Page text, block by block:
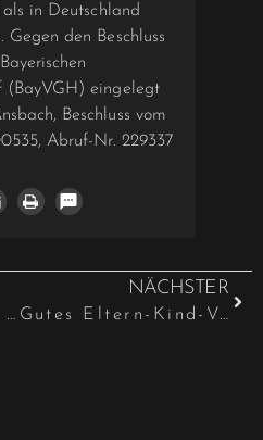
in Deutschland
Gegen den Beschluss
(BayVGH) eingelegt
Beschluss vom
Abruf-Nr. 229337
Volles Heimentgelt trotz Corona-Pandemie
NÄCHSTER
Gutes Eltern­-Kind-­Verhältnis zu einem leiblichen Elternteil kann Adoption entgegenstehen?